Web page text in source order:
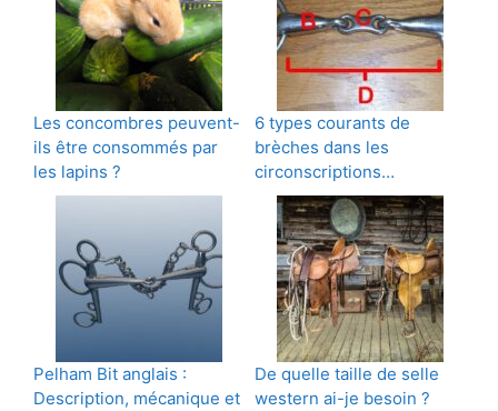
Les concombres peuvent-
ils être consommés par
les lapins ?
6 types courants de
brèches dans les
circonscriptions…
Pelham Bit anglais :
Description, mécanique et
De quelle taille de selle
western ai-je besoin ?